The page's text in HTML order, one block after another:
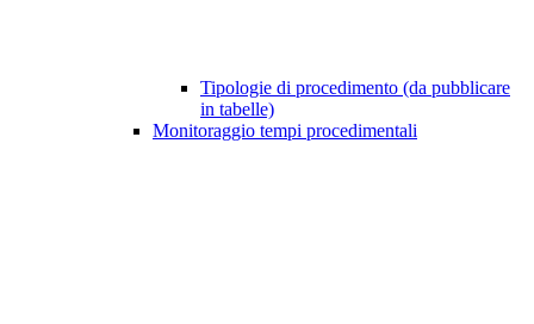
Tipologie di procedimento (da pubblicare
in tabelle)
Monitoraggio tempi procedimentali